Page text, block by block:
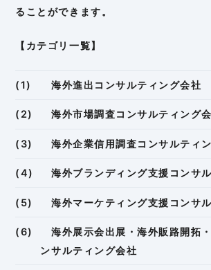
ることができます。
【カテゴリ一覧】
海外進出コンサルティング会社
海外市場調査コンサルティング
海外企業信用調査コンサルティ
海外ブランディング支援コンサ
海外マーケティング支援コンサ
海外展示会出展・海外販路開拓
ンサルティング会社